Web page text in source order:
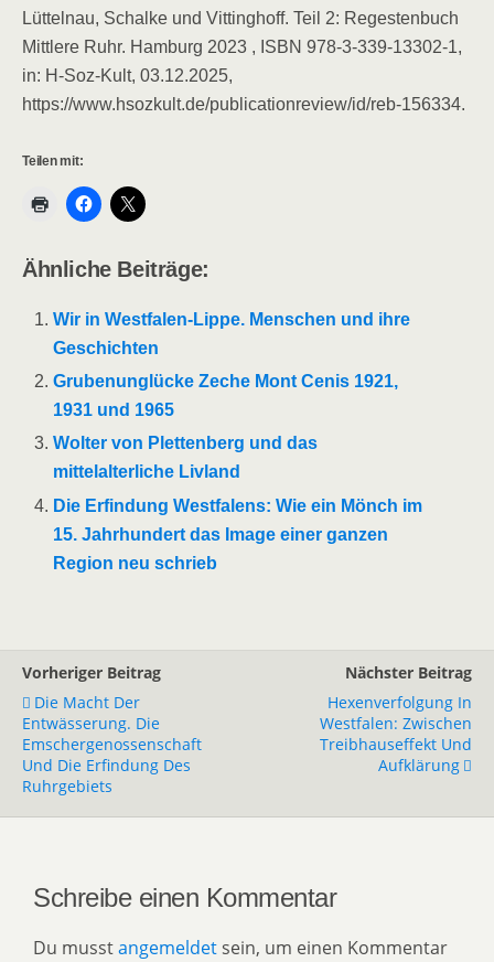
Lüttelnau, Schalke und Vittinghoff. Teil 2: Regestenbuch
Mittlere Ruhr. Hamburg 2023 , ISBN 978-3-339-13302-1,
in: H-Soz-Kult, 03.12.2025,
https://www.hsozkult.de/publicationreview/id/reb-156334.
Teilen mit:
Ähnliche Beiträge:
Wir in Westfalen-Lippe. Menschen und ihre
Geschichten
Grubenunglücke Zeche Mont Cenis 1921,
1931 und 1965
Wolter von Plettenberg und das
mittelalterliche Livland
Die Erfindung Westfalens: Wie ein Mönch im
15. Jahrhundert das Image einer ganzen
Region neu schrieb
Vorheriger Beitrag
Die Macht Der
Entwässerung. Die
Emschergenossenschaft
Und Die Erfindung Des
Ruhrgebiets
Nächster Beitrag
Hexenverfolgung In
Westfalen: Zwischen
Treibhauseffekt Und
Aufklärung
Schreibe einen Kommentar
Du musstangemeldet sein, um einen Kommentar